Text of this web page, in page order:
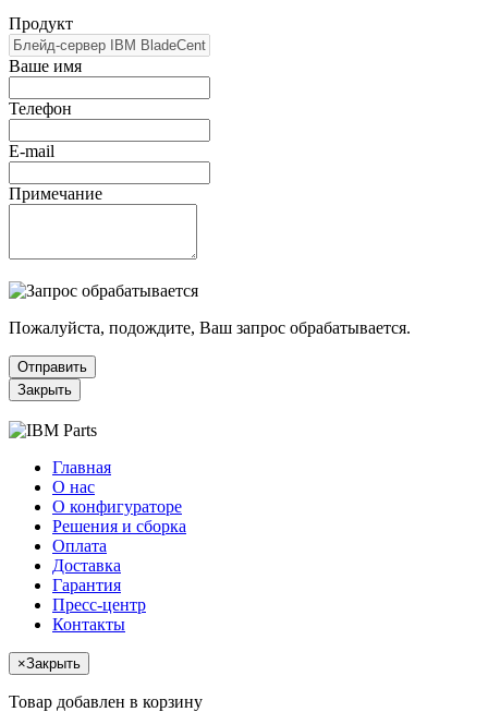
Продукт
Ваше имя
Телефон
E-mail
Примечание
Пожалуйста, подождите, Ваш запрос обрабатывается.
Отправить
Закрыть
Главная
О нас
О конфигураторе
Решения и сборка
Оплата
Доставка
Гарантия
Пресс-центр
Контакты
×Закрыть
Товар добавлен в корзину